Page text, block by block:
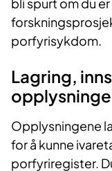
porfyrisykdom.
Lagring,
Opplysningene
for å kunne
porfyriregister.